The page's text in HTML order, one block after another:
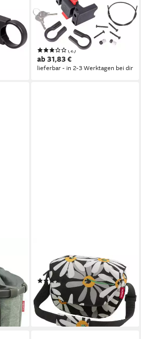
bei dir
Fahrradkorb KLICKfix
Lenkeradapter mit Schloss
22-26 mm - abschließbare
Halterung
(2)
ab 31,83 €
lieferbar - in 2-3 Werktagen bei dir
bei dir
Fahrradtasche, Lenkertasche
"Funbag"
(3)
ab 46,52 €
lieferbar - in 2-3 Werktagen bei dir